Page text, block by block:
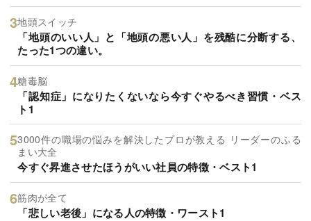
地頭スイッチ
「地頭のいい人」と「地頭の悪い人」を残酷に分断する、
たった1つの違い。
糖毒脳
「認知症」になりたくないなら今すぐやるべき習慣・ベス
ト1
3000件の職場の悩みを解決したプロが教える リーダーのふる
まい大全
今すぐ昇進させたほうがいい社員の特徴・ベスト1
筋肉が全て
「悲しい老後」になる人の特徴・ワースト1